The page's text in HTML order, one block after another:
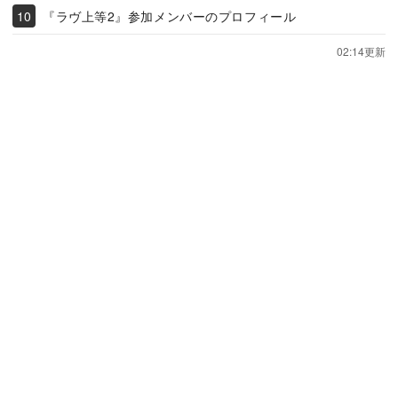
『ラヴ上等2』参加メンバーのプロフィール
02:14更新